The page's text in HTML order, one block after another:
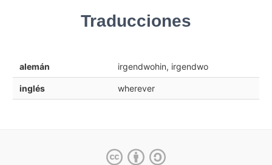
Traducciones
alemán irgendwohin, irgendwo
inglés wherever